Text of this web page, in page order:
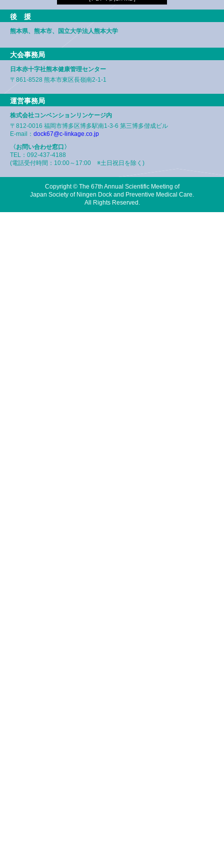
後 援
熊本県、熊本市、 国立大学法人熊本大学
大会事務局
日本赤十字社熊本健康管理センター
〒861-8528 熊本市東区長嶺南2-1-1
運営事務局
株式会社コンベンションリンケージ内
〒812-0016 福岡市博多区博多駅南1-3-6 第三博多偕成ビル
E-mail： dock67@c-linkage.co.jp
〈お問い合わせ窓口〉
TEL：092-437-4188
(電話受付時間：10:00～17:00 ※土日祝日を除く)
Copyright © The 67th Annual Scientific Meeting of
Japan Society of Ningen Dock and Preventive Medical Care.
All Rights Reserved.